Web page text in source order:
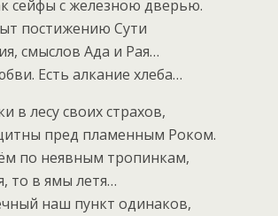
сейфы с железною дверью.
постижению Сути
смыслов Ада и Рая…
Есть алкание хлеба…
в лесу своих страхов,
пред пламенным Роком.
по неявным тропинкам,
то в ямы летя…
наш пункт одинаков,